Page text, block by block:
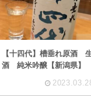
【十四代】槽垂れ原酒
酒 純米吟醸【新潟県】